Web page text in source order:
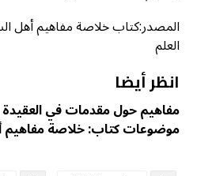
المصدر:كتاب خلاصة مفاهيم أهل
العلم
انظر أيضا
مفاهيم حول مقدمات في العقيدة
موضوعات كتاب: خلاصة مفاهيم